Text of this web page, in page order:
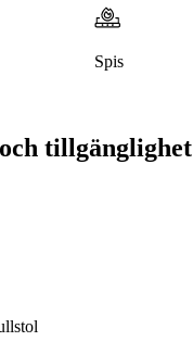
Spis
tillgänglighet